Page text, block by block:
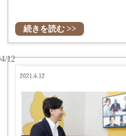
続きを読む >>
12